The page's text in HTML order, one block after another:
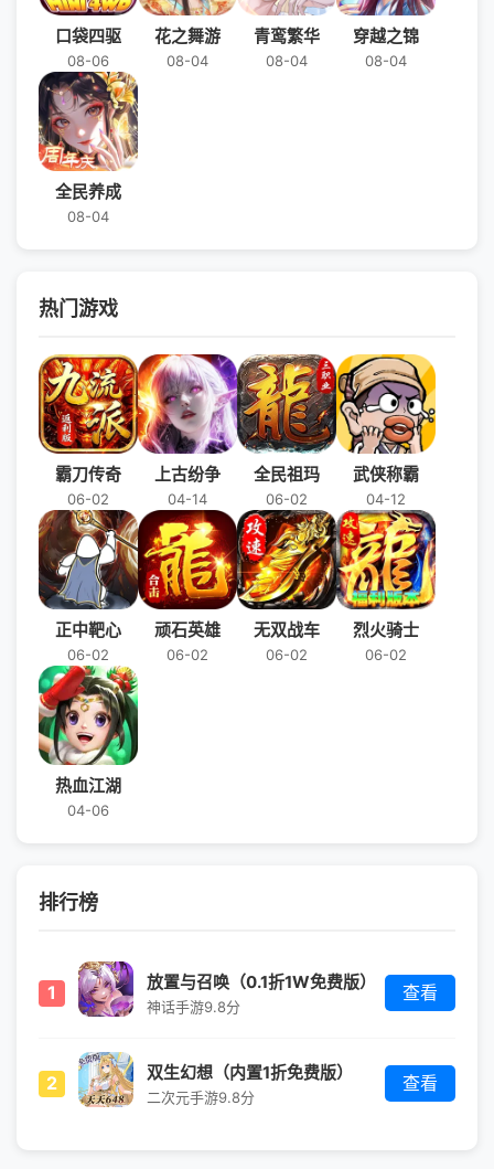
口袋四驱
08-06
花之舞游
08-04
青鸾繁华
08-04
穿越之锦
08-04
全民养成
08-04
热门游戏
霸刀传奇
06-02
上古纷争
04-14
全民祖玛
06-02
武侠称霸
04-12
正中靶心
06-02
顽石英雄
06-02
无双战车
06-02
烈火骑士
06-02
热血江湖
04-06
排行榜
1 放置与召唤（0.1折1W免费版）
神话手游9.8分
查看
2 双生幻想（内置1折免费版）
二次元手游9.8分
查看